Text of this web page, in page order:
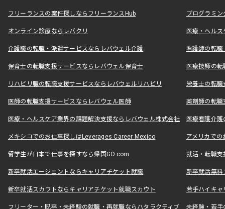
フリーランスの案件探しならフリーランスHub プログラミ
オンライン診療ならレバクリ 医療・ヘル
介護職の転職・派遣サービスならレバウェル介護 看護師の転
保育士の転職支援サービスならレバウェル保育士 医療技師の
リハビリ職の転職支援サービスならレバウェルリハビリ 栄養士の転
医師の転職支援サービスならレバウェル医師 薬剤師の転
医療・ヘルスケア業界の課題解決支援ならレバウェル株式会社 医療看護介
メキシコでのお仕事探しはLeverages Career Mexico アメリカで
留学生が日本で仕事を探すなら帰国GO.com 就活・転職
新卒就活エージェントならキャリアチケット就職 新卒就活無料
新卒就活スカウトならキャリアチケット就職スカウト 若手ハイキ
フリーター・既卒・未経験の就職・再就職ならハタラクティブ 未経験・若手